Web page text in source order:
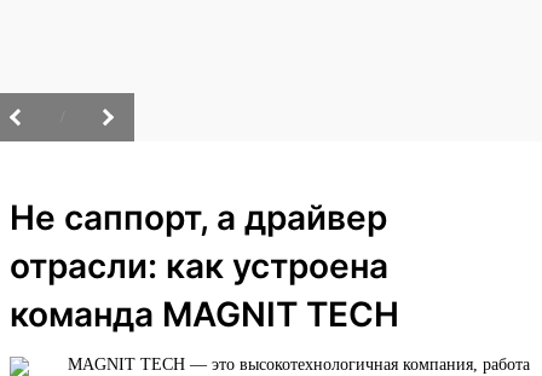
Не саппорт, а драйвер
отрасли: как устроена
команда MAGNIT TECH
MAGNIT TECH — это высокотехнологичная компания, работа